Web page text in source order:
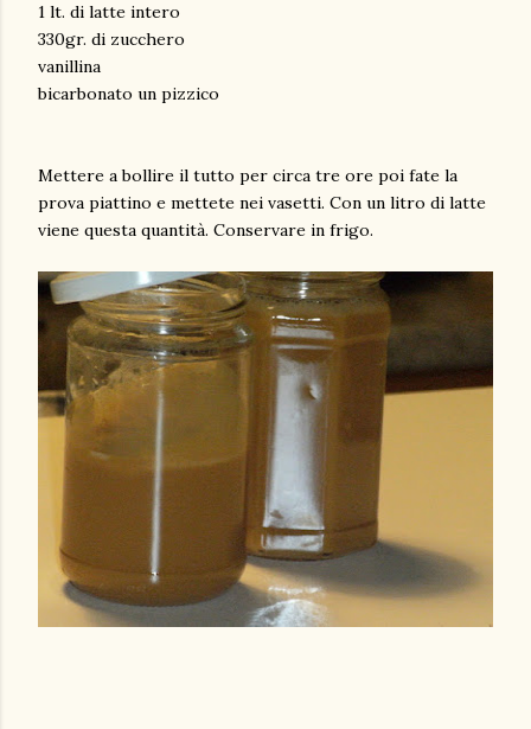
1 lt. di latte intero
330gr. di zucchero
vanillina
bicarbonato un pizzico
Mettere a bollire il tutto per circa tre ore poi fate la
prova piattino e mettete nei vasetti. Con un litro di latte
viene questa quantità. Conservare in frigo.